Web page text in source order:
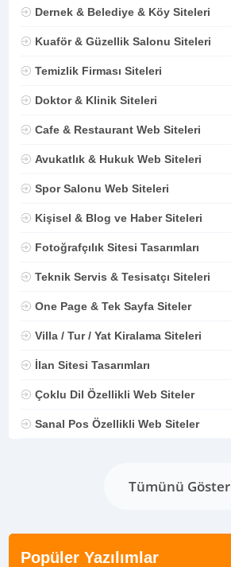
Dernek & Belediye & Köy Siteleri
Kuaför & Güzellik Salonu Siteleri
Temizlik Firması Siteleri
Doktor & Klinik Siteleri
Cafe & Restaurant Web Siteleri
Avukatlık & Hukuk Web Siteleri
Spor Salonu Web Siteleri
Kişisel & Blog ve Haber Siteleri
Fotoğrafçılık Sitesi Tasarımları
Teknik Servis & Tesisatçı Siteleri
One Page & Tek Sayfa Siteler
Villa / Tur / Yat Kiralama Siteleri
İlan Sitesi Tasarımları
Çoklu Dil Özellikli Web Siteler
Sanal Pos Özellikli Web Siteler
Tümünü Göster
Popüler Yazılımlar